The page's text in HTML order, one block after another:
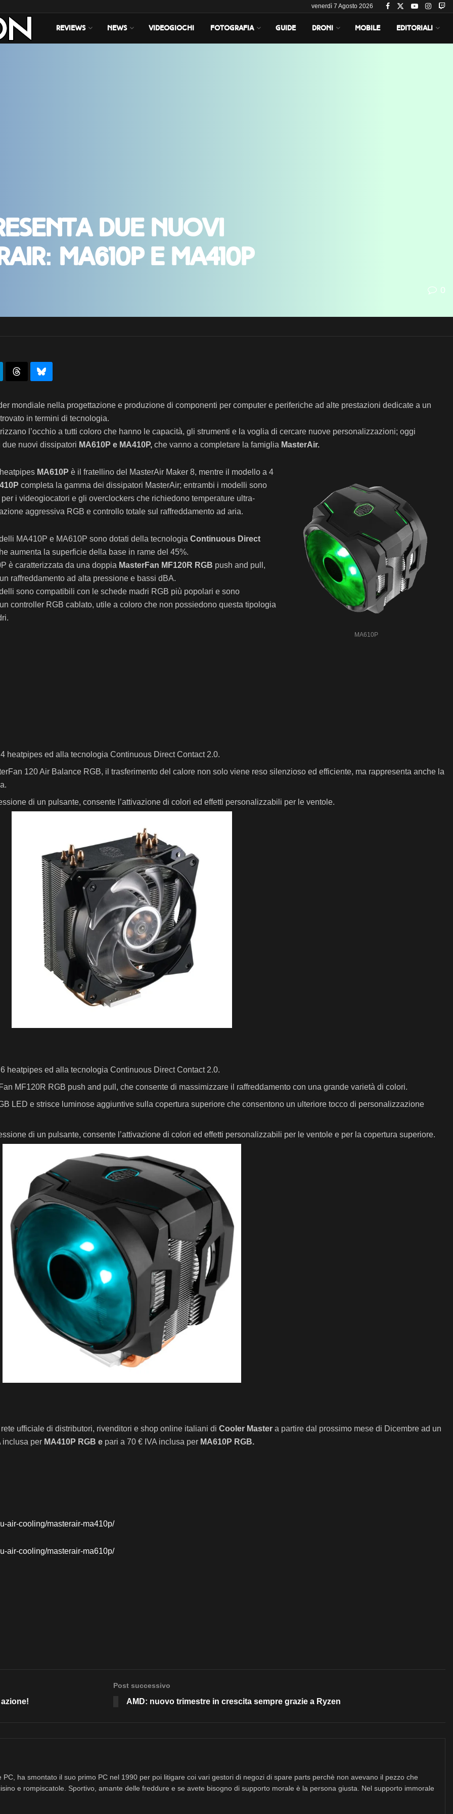
venerdì 7 Agosto 2026
REVIEWS NEWS VIDEOGIOCHI FOTOGRAFIA GUIDE DRONI MOBILE EDITORIALI
due nuovi
MA610P e MA410P
0
mondiale nella progettazione e produzione di componenti per computer e periferiche ad alte prestazioni dedicate a un
in termini di tecnologia.
l’occhio a tutti coloro che hanno le capacità, gli strumenti e la voglia di cercare nuove personalizzazioni; oggi
due nuovi dissipatori MA610P e MA410P, che vanno a completare la famiglia MasterAir.
MA610P
MA610P è il fratellino del MasterAir Maker 8, mentre il modello a 4
completa la gamma dei dissipatori MasterAir; entrambi i modelli sono
i videogiocatori e gli overclockers che richiedono temperature ultra-
aggressiva RGB e controllo totale sul raffreddamento ad aria.
MA410P e MA610P sono dotati della tecnologia Continuous Direct
aumenta la superficie della base in rame del 45%.
è caratterizzata da una doppia MasterFan MF120R RGB push and pull,
raffreddamento ad alta pressione e bassi dBA.
sono compatibili con le schede madri RGB più popolari e sono
controller RGB cablato, utile a coloro che non possiedono questa tipologia
heatpipes ed alla tecnologia Continuous Direct Contact 2.0.
120 Air Balance RGB, il trasferimento del calore non solo viene reso silenzioso ed efficiente, ma rappresenta anche la
di un pulsante, consente l’attivazione di colori ed effetti personalizzabili per le ventole.
heatpipes ed alla tecnologia Continuous Direct Contact 2.0.
MF120R RGB push and pull, che consente di massimizzare il raffreddamento con una grande varietà di colori.
LED e strisce luminose aggiuntive sulla copertura superiore che consentono un ulteriore tocco di personalizzazione
di un pulsante, consente l’attivazione di colori ed effetti personalizzabili per le ventole e per la copertura superiore.
ufficiale di distributori, rivenditori e shop online italiani di Cooler Master a partire dal prossimo mese di Dicembre ad un
inclusa per MA410P RGB e pari a 70 € IVA inclusa per MA610P RGB.
air-cooling/masterair-ma410p/
air-cooling/masterair-ma610p/
Post successivo
AMD: nuovo trimestre in crescita sempre grazie a Ryzen
ha smontato il suo primo PC nel 1990 per poi litigare coi vari gestori di negozi di spare parts perchè non avevano il pezzo che
e rompiscatole. Sportivo, amante delle freddure e se avete bisogno di supporto morale è la persona giusta. Nel supporto immorale